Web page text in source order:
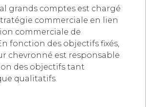
grands comptes est chargé
commerciale en lien
commerciale de
fonction des objectifs fixés,
chevronné est responsable
des objectifs tant
qualitatifs.